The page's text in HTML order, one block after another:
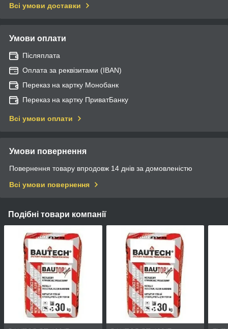
Всі умови доставки
Умови оплати
Післяплата
Оплата за реквізитами (IBAN)
Переказ на картку Монобанк
Переказ на картку ПриватБанку
Всі умови оплати
Умови повернення
Повернення товару впродовж 14 днів за домовленістю
Всі умови повернення
Подібні товари компанії